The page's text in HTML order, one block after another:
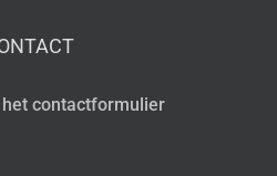
het contactformulier